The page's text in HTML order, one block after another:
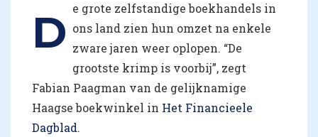
D e grote zelfstandige boekhandels in
ons land zien hun omzet na enkele
zware jaren weer oplopen. “De
grootste krimp is voorbij”, zegt
Fabian Paagman van de gelijknamige
Haagse boekwinkel in Het Financieele
Dagblad.